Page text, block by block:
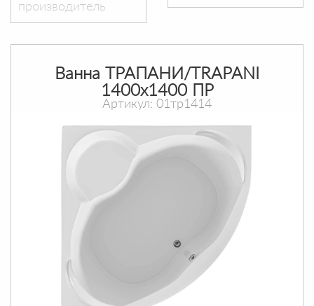
производитель
Ванна ТРАПАНИ/TRAPANI
1400х1400 ПР
Артикул: 01тр1414